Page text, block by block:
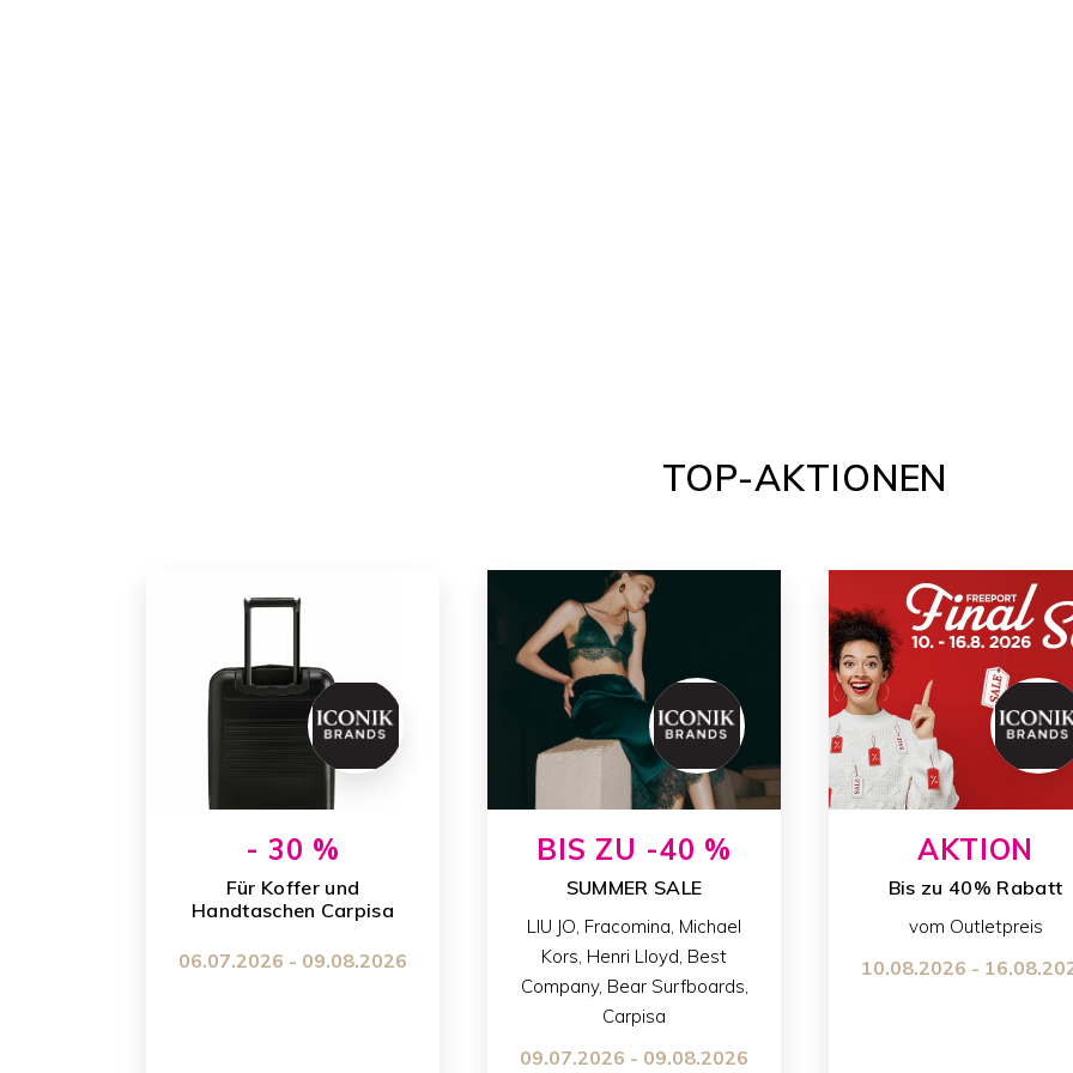
TOP-AKTIONEN
- 30 %
für Koffer und
Handtaschen Carpisa
06.07.2026 - 09.08.2026
BIS ZU -40 %
SUMMER SALE
LIU JO, Fracomina, Michael
Kors, Henri Lloyd, Best
Company, Bear Surfboards,
Carpisa
09.07.2026 - 09.08.2026
AKTION
Bis zu 40% Rabatt
vom Outletpreis
10.08.2026 -